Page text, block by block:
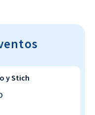
y Stich